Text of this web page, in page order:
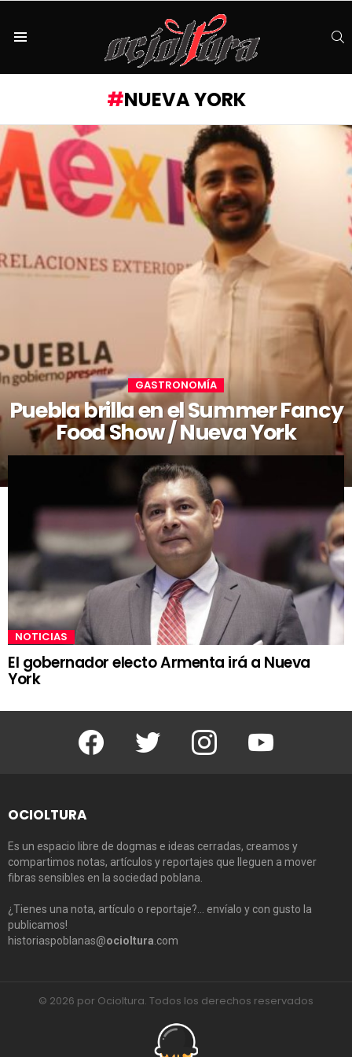
NUEVA YORK
GASTRONOMÍA
Puebla brilla en el Summer Fancy
Food Show / Nueva York
NOTICIAS
El gobernador electo Armenta irá a Nueva
York
Facebook Twitter Instagram Youtube
OCIOLTURA
Es un espacio libre de dogmas e ideas cerradas, creamos y
compartimos notas, artículos y reportajes que lleguen a mover
fibras sensibles en la sociedad poblana.
¿Tienes una nota, artículo o reportaje?… envíalo y con gusto la
publicamos!
historiaspoblanas@ocioltura .com
© 2026 por Ocioltura. Todos los derechos reservados